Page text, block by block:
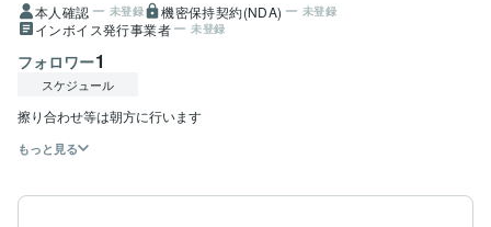
本人確認 未登録 機密保持契約(NDA) 未登録
インボイス発行事業者 未登録
フォロワー1
スケジュール
もっと見る